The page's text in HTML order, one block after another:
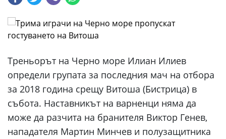
Треньорът на Черно море Илиан Илиев
определи групата за последния мач на отбора
за 2018 година срещу Витоша (Бистрица) в
събота. Наставникът на варненци няма да
може да разчита на бранителя Виктор Генев,
нападателя Мартин Минчев и полузащитника